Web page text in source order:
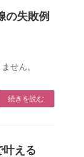
の失敗例
せん。
続きを読む
叶える